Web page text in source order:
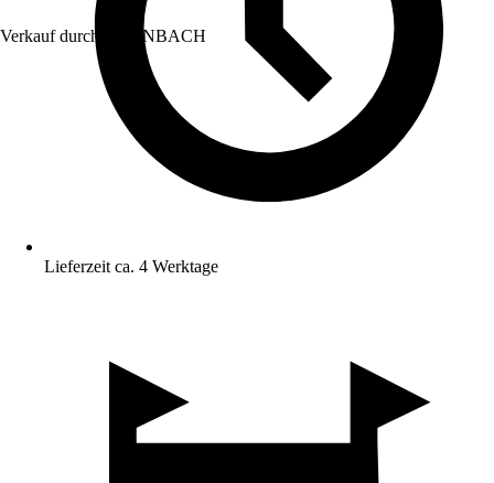
Verkauf durch: HORNBACH
Lieferzeit ca. 4 Werktage